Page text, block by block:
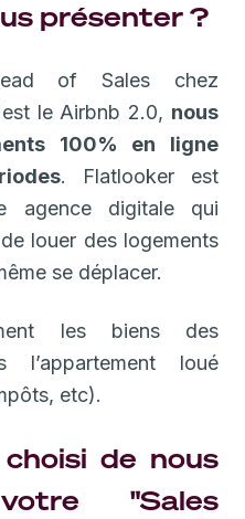
présenter ?
of Sales chez
le Airbnb 2.0, nous
100% en ligne
. Flatlooker est
agence digitale qui
louer des logements
se déplacer.
les biens des
l’appartement loué
etc).
de nous
"Sales